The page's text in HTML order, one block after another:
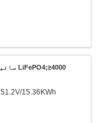
LiFePO4;≥4000 سائیکل
51.2V/15.36KWh